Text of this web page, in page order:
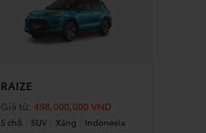
RAIZE
Giá từ: 498,000,000VND
5 chỗ SUV Xăng
Indonesia